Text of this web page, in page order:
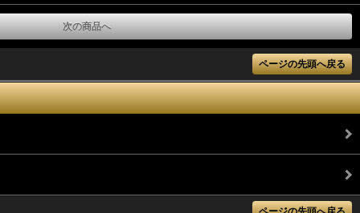
次の商品へ
ページの先頭へ戻る